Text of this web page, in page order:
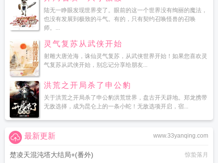
陆无一睁眼发现世界变了。眼前的这一个世界没有绚丽的魔法，
也没有发展到极致的斗气。有的，只有契约召唤怪兽的召唤
师。...
灵气复苏从武侠开始
射雕大唐沧海，诛仙灵气复苏，从武侠世界开始！如果您喜欢灵
气复苏从武侠开始，别忘记分享给朋友...
洪荒之开局杀了申公豹
关于洪荒之开局杀了申公豹洪荒世界，盘古开天辟地。郑龙携带
无敌选择，成为昆仑上的一条小蛇！无敌选项开启，宿...
www.33yanqing.com
最新更新
楚凌天混沌塔大结局+(番外) 惊蛰落月